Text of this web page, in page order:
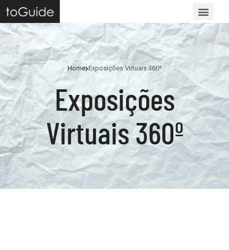
Home Exposições Virtuais 360º
Exposições
Virtuais 360º